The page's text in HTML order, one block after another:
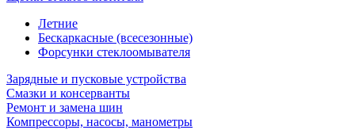
Летние
Бескаркасные (всесезонные)
Форсунки стеклоомывателя
Зарядные и пусковые устройства
Смазки и консерванты
Ремонт и замена шин
Компрессоры, насосы, манометры